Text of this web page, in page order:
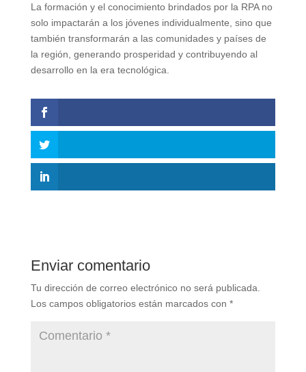
La formación y el conocimiento brindados por la RPA no
solo impactarán a los jóvenes individualmente, sino que
también transformarán a las comunidades y países de
la región, generando prosperidad y contribuyendo al
desarrollo en la era tecnológica.
Enviar comentario
Tu dirección de correo electrónico no será publicada.
Los campos obligatorios están marcados con *